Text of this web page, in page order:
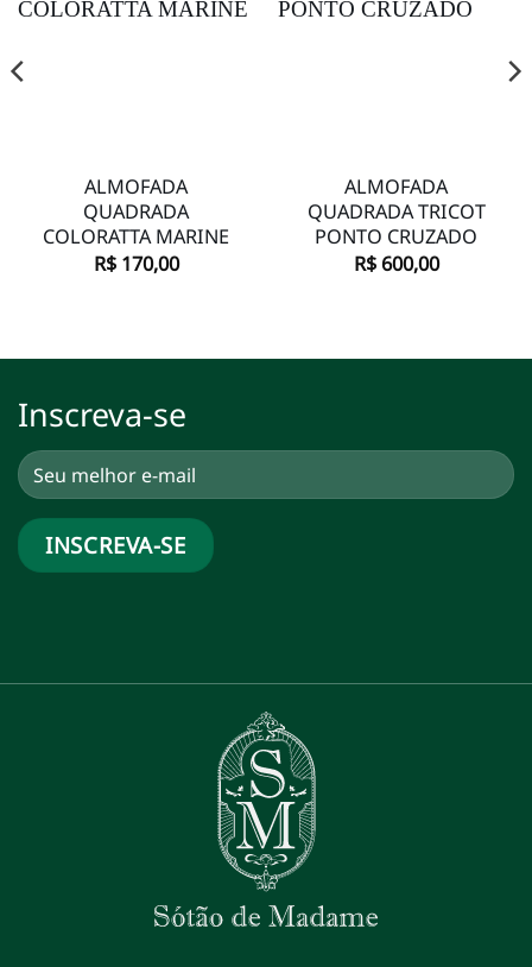
à lista de
ALMOFADA
QUADRADA
COLORATTA MARINE
R$170,00
à lista de
ALMOFADA
QUADRADA TRICOT
PONTO CRUZADO
R$600,00
Inscreva-se